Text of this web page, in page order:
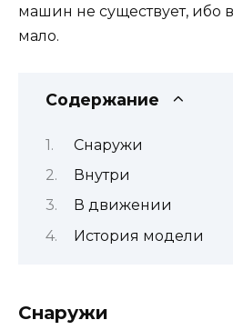
машин не существует, ибо
мало.
Содержание
Снаружи
Внутри​
В движении
История модели
Снаружи